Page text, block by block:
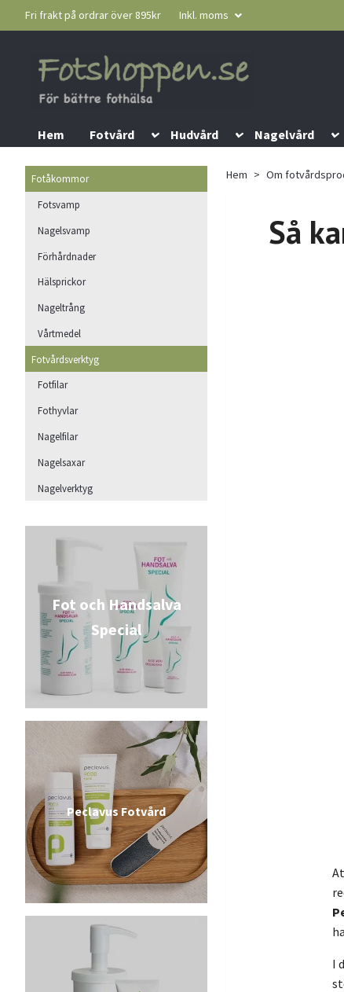
Fri frakt på ordrar över 895kr Inkl. moms
Hem Fotvård Hudvård Nagelvård
Fotåkommor
Fotsvamp
Nagelsvamp
Förhårdnader
Hälsprickor
Nageltrång
Vårtmedel
Fotvårdsverktyg
Fotfilar
Fothyvlar
Nagelfilar
Nagelsaxar
Nagelverktyg
Fot och Handsalva
Special
Peclavus Fotvård
Hem Om
Så
I